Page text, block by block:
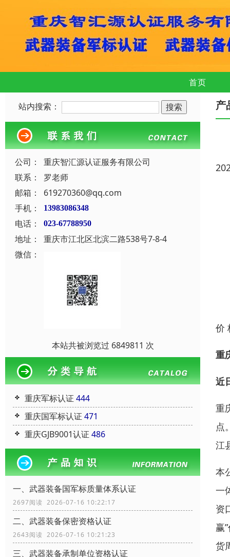
首页
站内搜索：
公司：
重庆智汇源认证服务有限公司
联系：
罗老师
邮箱：
619270360@qq.com
手机：
13983086348
电话： 023-67788950
地址：
重庆市江北区北滨二路538号7-8-4
微信：
本站共被浏览过 6849811 次
重庆军标认证 444
重庆国军标认证 471
重庆GJB9001认证 486
一、武器装备国军标质量体系认证
2697阅读 2026-07-16 10:22:17
二、武器装备保密资格认证
2643阅读 2026-07-16 10:21:23
三、武器装备承制单位资格认证
产
价
重
近
重
点
江
本
一
资
赢
货